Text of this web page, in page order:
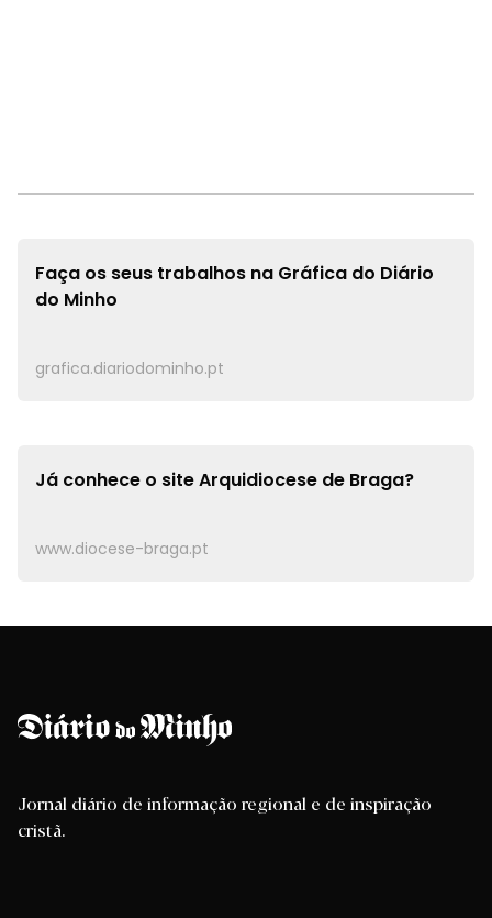
Faça os seus trabalhos na Gráfica do Diário
do Minho
grafica.diariodominho.pt
Já conhece o siteArquidiocese de Braga?
www.diocese-braga.pt
Jornal diário de informação regional e de inspiração
cristã.